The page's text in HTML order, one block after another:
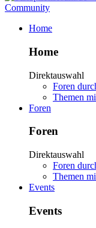
Home
Home
Direktauswahl
Foren
Themen
Foren
Foren
Direktauswahl
Foren
Themen
Events
Events